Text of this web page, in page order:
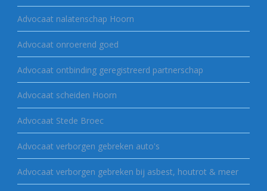
Advocaat nalatenschap Hoorn
Advocaat onroerend goed
Advocaat ontbinding geregistreerd partnerschap
Advocaat scheiden Hoorn
Advocaat Stede Broec
Advocaat verborgen gebreken auto's
Advocaat verborgen gebreken bij asbest, houtrot & meer